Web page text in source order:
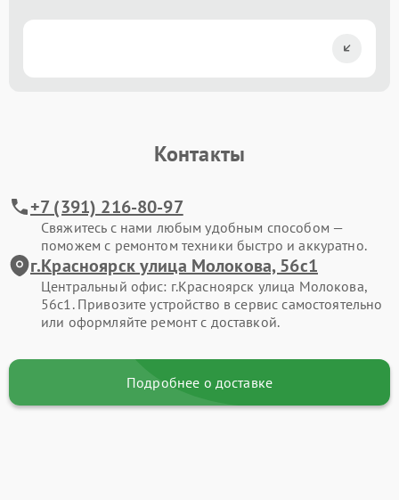
Контакты
+7 (391) 216-80-97
Свяжитесь с нами любым удобным способом —
поможем с ремонтом техники быстро и аккуратно.
г.Красноярск улица Молокова, 56с1
Центральный офис: г.Красноярск улица Молокова,
56с1. Привозите устройство в сервис самостоятельно
или оформляйте ремонт с доставкой.
Подробнее о доставке